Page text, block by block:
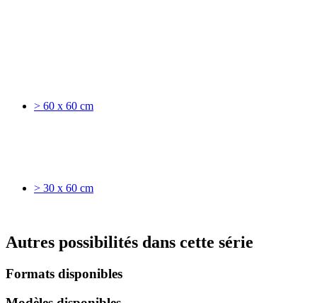
> 60 x 60 cm
> 30 x 60 cm
Autres possibilités dans cette série
Formats disponibles